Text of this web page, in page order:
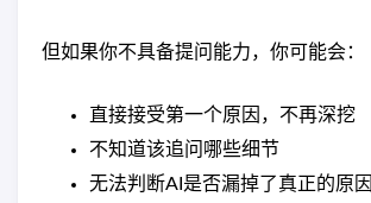
但如果你不具备提问能力，你可能会：
直接接受第一个原因，不再深挖
不知道该追问哪些细节
无法判断AI是否漏掉了真正的原因